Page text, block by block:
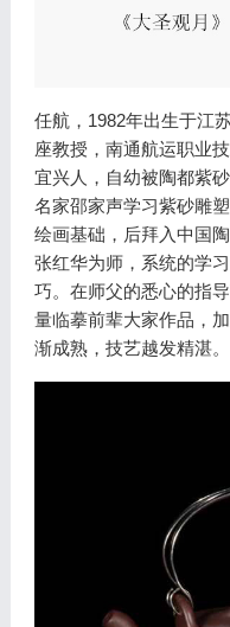
任航，1982年出生于江
座教授，南通航运职业
宜兴人，自幼被陶都紫
名家邵家声学习紫砂雕
绘画基础，后拜入中国
张红华为师，系统的学
巧。在师父的悉心的指
量临摹前辈大家作品，
渐成熟，技艺越发精湛。